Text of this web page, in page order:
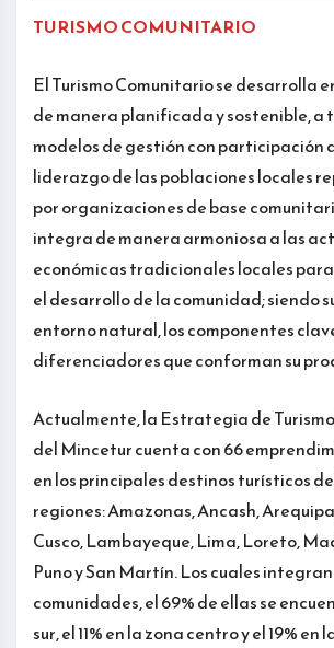
TURISMO COMUNITARIO
El Turismo Comunitario se desarrolla
de manera planificada y sostenible, a
modelos de gestión con participación
liderazgo de las poblaciones locales
por organizaciones de base
integra de manera armoniosa a las
económicas tradicionales locales
el desarrollo de la comunidad; siendo
entorno natural, los componentes
diferenciadores que conforman su
Actualmente, la Estrategia de
del Mincetur cuenta con 66
en los principales destinos turísticos del
regiones: Amazonas, Ancash,
Cusco, Lambayeque, Lima, Loreto,
Puno y San Martín. Los cuales
comunidades, el 69% de ellas se
sur, el 11% en la zona centro y el 19%